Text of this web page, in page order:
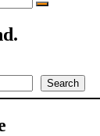
Search